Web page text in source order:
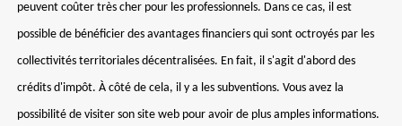
peuvent coûter très cher pour les professionnels. Dans ce cas, il est
possible de bénéficier des avantages financiers qui sont octroyés par les
collectivités territoriales décentralisées. En fait, il s'agit d'abord des
crédits d'impôt. À côté de cela, il y a les subventions. Vous avez la
possibilité de visiter son site web pour avoir de plus amples informations.